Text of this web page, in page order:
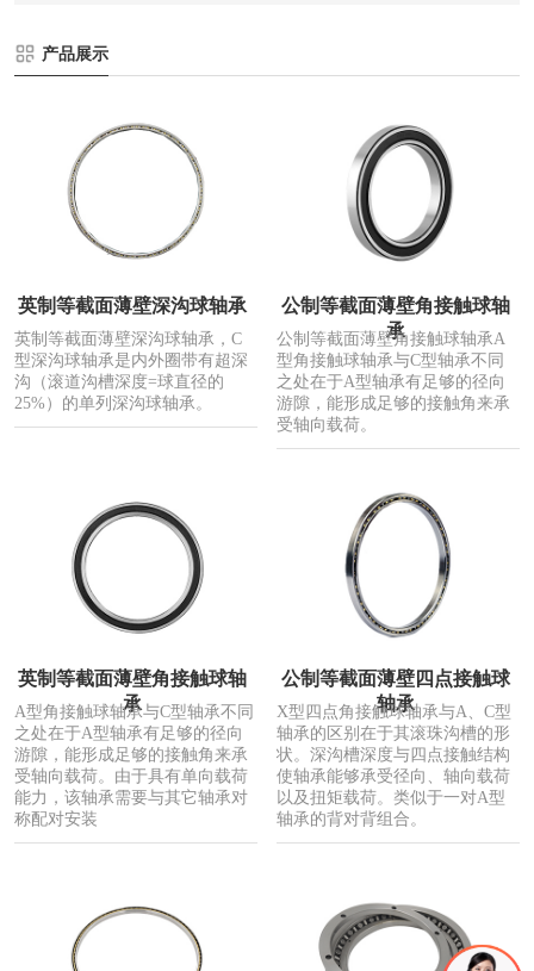
产品展示
英制等截面薄壁深沟球轴承
英制等截面薄壁深沟球轴承，C
型深沟球轴承是内外圈带有超深
沟（滚道沟槽深度=球直径的
25%）的单列深沟球轴承。
公制等截面薄壁角接触球轴
承
公制等截面薄壁角接触球轴承A
型角接触球轴承与C型轴承不同
之处在于A型轴承有足够的径向
游隙，能形成足够的接触角来承
受轴向载荷。
英制等截面薄壁角接触球轴
承
A型角接触球轴承与C型轴承不同
之处在于A型轴承有足够的径向
游隙，能形成足够的接触角来承
受轴向载荷。由于具有单向载荷
能力，该轴承需要与其它轴承对
称配对安装
公制等截面薄壁四点接触球
轴承
X型四点角接触球轴承与A、C型
轴承的区别在于其滚珠沟槽的形
状。深沟槽深度与四点接触结构
使轴承能够承受径向、轴向载荷
以及扭矩载荷。类似于一对A型
轴承的背对背组合。